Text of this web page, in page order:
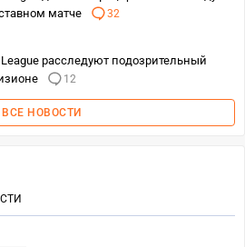
матче
32
расследуют подозрительный
12
ВСЕ НОВОСТИ